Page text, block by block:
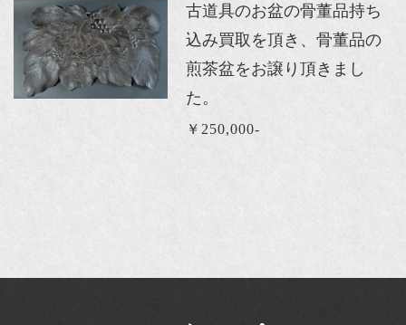
古道具のお盆の骨董品持ち
込み買取を頂き、骨董品の
煎茶盆をお譲り頂きまし
た。
￥250,000-